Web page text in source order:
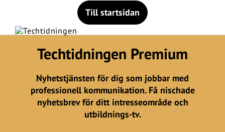
Till startsidan
Techtidningen Premium
Nyhetstjänsten för dig som jobbar med
professionell kommunikation. Få nischade
nyhetsbrev för ditt intresseområde och
utbildnings-tv.